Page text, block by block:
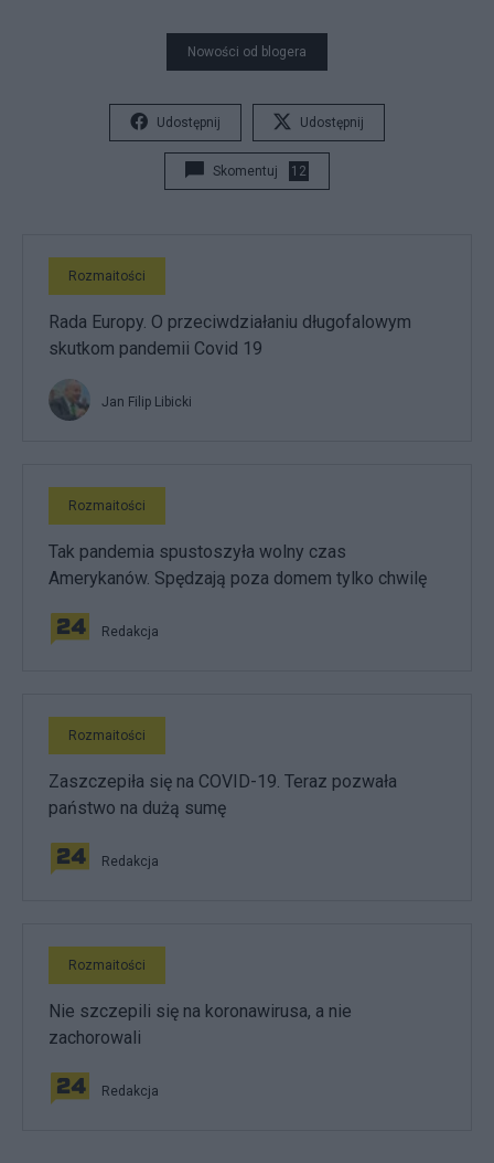
Nowości od blogera
Udostępnij Udostępnij
Skomentuj 12
Rozmaitości
Rada Europy. O przeciwdziałaniu długofalowym
skutkom pandemii Covid 19
Jan Filip Libicki
Rozmaitości
Tak pandemia spustoszyła wolny czas
Amerykanów. Spędzają poza domem tylko chwilę
Redakcja
Rozmaitości
Zaszczepiła się na COVID-19. Teraz pozwała
państwo na dużą sumę
Redakcja
Rozmaitości
Nie szczepili się na koronawirusa, a nie
zachorowali
Redakcja